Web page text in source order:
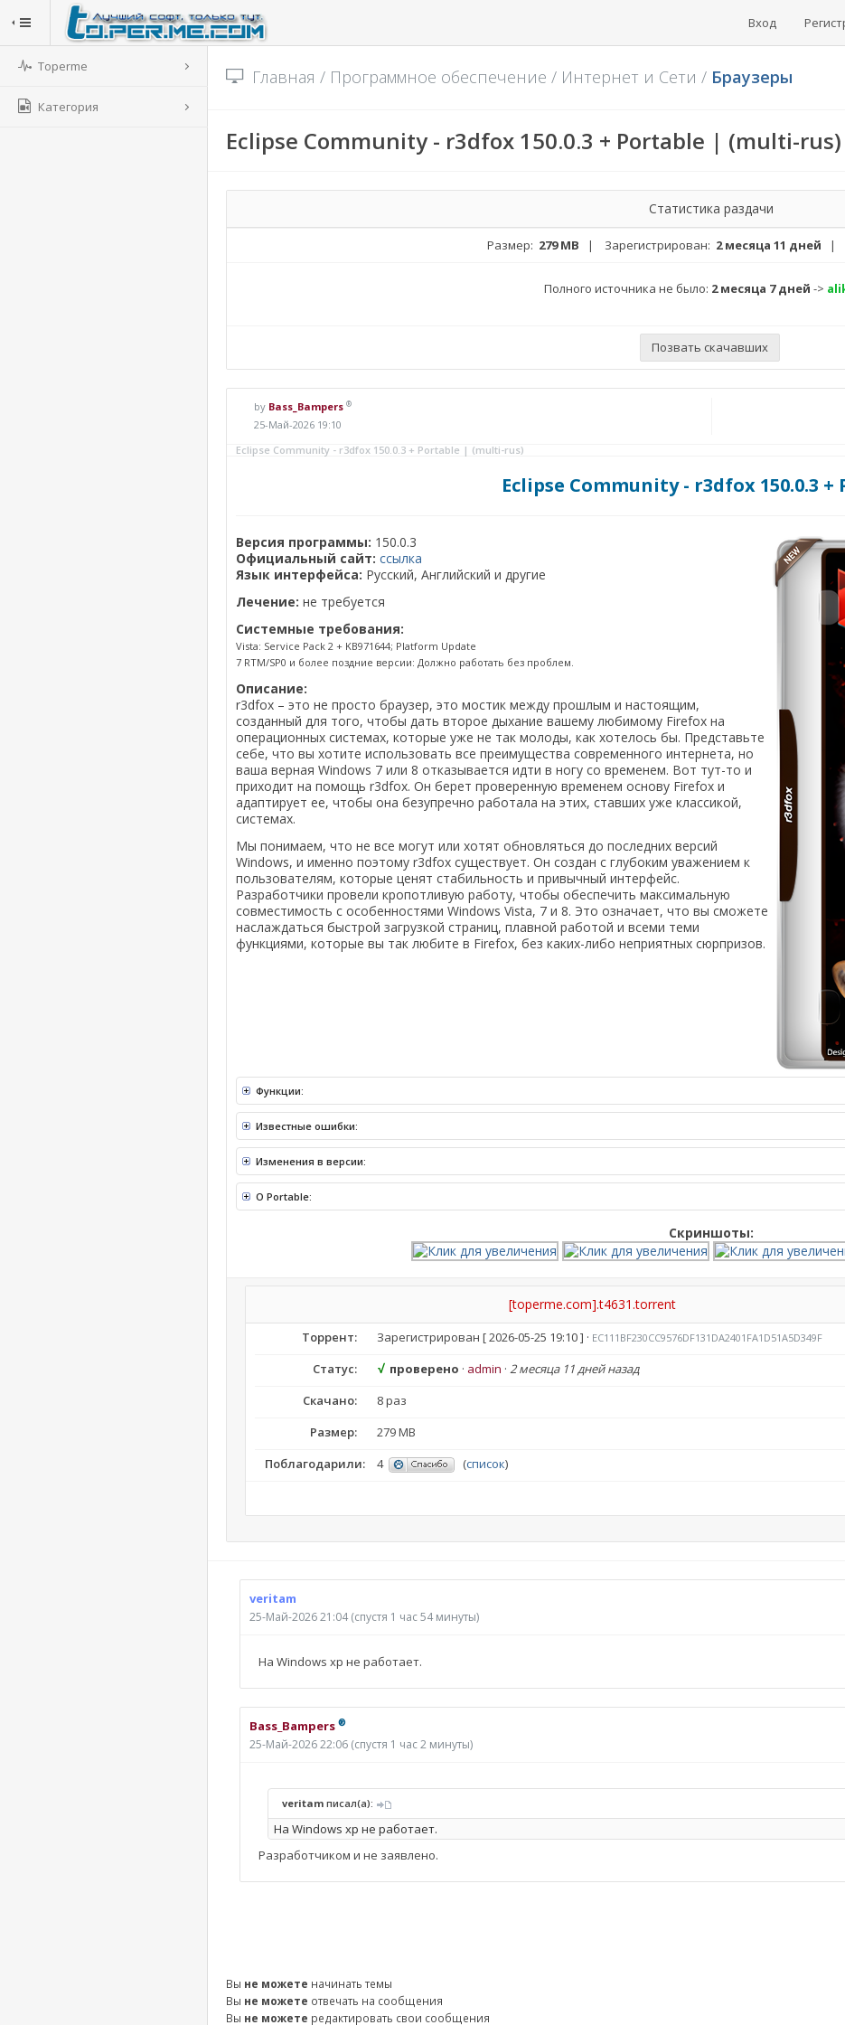
Toperme
Категория
Вход
Главная / Программное обеспечение / Интернет и Сети / Браузеры
Eclipse Community - r3dfox 150.0.3 + Portable | (multi-rus)
Статистика раздачи
Размер: 279 MB | Зарегистрирован: 2 месяца 11 дней |
Полного источника не было: 2 месяца 7 дней ->
by Bass_Bampers ®
25-Май-2026 19:10
Eclipse Community - r3dfox 150.0.3 + Portable | (multi-rus)
Eclipse Community - r3dfox 150.0.3
Версия программы: 150.0.3
Официальный сайт: ссылка
Язык интерфейса: Русский, Английский и другие
Лечение: не требуется
Системные требования:
Vista: Service Pack 2 + KB971644; Platform Update
7 RTM/SP0 и более поздние версии: Должно работать без проблем.
Описание:
r3dfox – это не просто браузер, это мостик между прошлым и настоящим,
созданный для того, чтобы дать второе дыхание вашему любимому Firefox на
операционных системах, которые уже не так молоды, как хотелось бы. Представьте
себе, что вы хотите использовать все преимущества современного интернета, но
ваша верная Windows 7 или 8 отказывается идти в ногу со временем. Вот тут-то и
приходит на помощь r3dfox. Он берет проверенную временем основу Firefox и
адаптирует ее, чтобы она безупречно работала на этих, ставших уже классикой,
системах.
Мы понимаем, что не все могут или хотят обновляться до последних версий
Windows, и именно поэтому r3dfox существует. Он создан с глубоким уважением к
пользователям, которые ценят стабильность и привычный интерфейс.
Разработчики провели кропотливую работу, чтобы обеспечить максимальную
совместимость с особенностями Windows Vista, 7 и 8. Это означает, что вы сможете
наслаждаться быстрой загрузкой страниц, плавной работой и всеми теми
функциями, которые вы так любите в Firefox, без каких-либо неприятных сюрпризов.
Функции:
Известные ошибки:
Изменения в версии:
O Portable:
Скриншоты:
[toperme.com].t4631.torrent
Торрент: Зарегистрирован [2026-05-25 19:10] · EC111BF230CC9576DF131DA2401FA1D51A5D349F
Статус: √ проверено · admin ·2 месяца 11 дней назад
Скачано:
8 раз
Размер:
279 MB
Поблагодарили:
4 (список)
veritam
25-Май-2026 21:04(спустя 1 час 54 минуты)
На Windows xp не работает.
Bass_Bampers ®
25-Май-2026 22:06 (спустя 1 час 2 минуты)
veritam писал(а):
На Windows xp не работает.
Разработчиком и не заявлено.
Вы не можете начинать темы
Вы не можете отвечать на сообщения
Вы не можете редактировать свои сообщения